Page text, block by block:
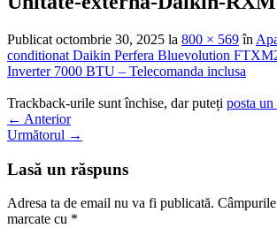
Publicat octombrie 30, 2025 la 800 × 569în
conditionat Daikin Perfera Bluevolution
Inverter 7000 BTU – Telecomanda inclusa
Trackback-urile sunt închise, dar puteți posta
← Anterior
Următorul →
Lasă un răspuns
Adresa ta de email nu va fi publicată.
marcate cu *